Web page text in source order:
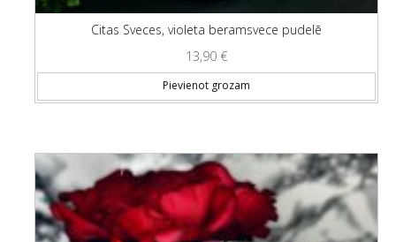
Citas Sveces, violeta beramsvece pudelē
13,90 €
Pievienot grozam